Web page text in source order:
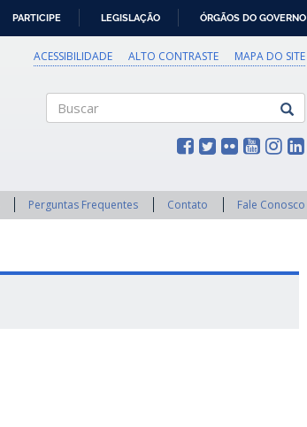
PARTICIPE LEGISLAÇÃO ÓRGÃOS DO GOVERNO
ACESSIBILIDADE ALTO CONTRASTE MAPA DO SITE
Perguntas Frequentes Contato Fale Conosco